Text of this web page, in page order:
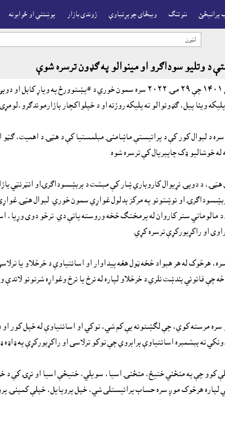
پرانيځئ ننوتنګ ويبځاى چوپړتياوې ژوندى بازار پوښتنې او ځوابونه
کابل او دوبۍ کې د لېوال هټۍ پرانيستې د وتليو سوداګرو او
د وتليو سوداګرو او مينوالو په ګډون ترسره شوې
د لېوال هټۍ ويبځاى پرانيستې په ٨ د غبرګولي ١٤٠١ چې ٢٩ مۍ ٢٠٢٢ سره
د لېوال کور کې د پرانيستې ماښامنۍ مېلمستيا کې د هټۍ د اهميت، ګټو
خوشاليو ډک چاپېريال کې ترسره شوه.
هټۍ، د دوبۍ نړيوال کاروباري ښار کې مېشت د برېښسوداګرۍاو انټرنټي
برېښسوداګرۍ او نوښتونو په مرکز بدلول غواړي سمون خوري. لېوال هټۍ
ستر کاروان له پرمختګ څخه وروسته پاتې دي. ترڅو دوى وړيا،
او راکړېورکړې ترسره کړي.
هرڅوک له هر هېواد څخه ټول هغه پيداوار او اسانتياوې د خرڅلاو يا
چې قانوني بندښت نلري د خرڅلاو لپاره له نرخ يا نرخ وغواړه شرتونو
مرسته کوي، چې لګښتونه يې کم شي، توکي او اسانتياوې له خپل کور او
ته بېشمېره اسانتياوې برابروي چې توکو ترلاسى او راکړېورکړې په ډاډه
کوو چې په منځني ختيځ، منځنۍ اسيا، سويلي، ختيځې اسيا او نړۍ کې د
لپاره هرڅوک موږ سره حساب پرانيستلى شي، خپل پروپايل، خپلې کمپنۍ